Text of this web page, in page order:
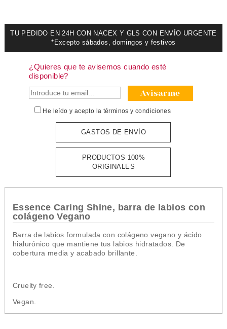
TU PEDIDO EN 24H CON NACEX Y GLS CON ENVÍO URGENTE
*Excepto sábados, domingos y festivos
¿Quieres que te avisemos cuando esté
disponible?
Avisarme
He leído y acepto la términos y condiciones
GASTOS DE ENVÍO
PRODUCTOS 100%
ORIGINALES
Essence Caring Shine, barra de labios con
colágeno Vegano
Barra de labios formulada con colágeno vegano y ácido
hialurónico que mantiene tus labios hidratados. De
cobertura media y acabado brillante.
Cruelty free.
Vegan.